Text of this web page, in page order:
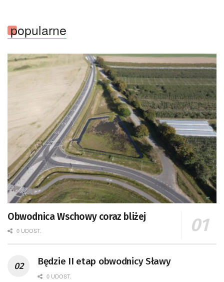
popularne
Obwodnica Wschowy coraz bliżej
0 UDOST.
Będzie II etap obwodnicy Sławy
0 UDOST.